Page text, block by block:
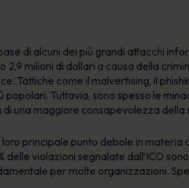
di alcuni dei più grandi attacchi
2,9 milioni di dollari a causa della
Tattiche come il malvertising, il
Tuttavia, sono spesso le
una maggiore consapevolezza della
principale punto debole in materia
delle violazioni segnalate dall’ICO
per molte organizzazioni.